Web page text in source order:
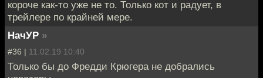
короче как-то уже не то. Только кот и радует, в
трейлере по крайней мере.
НачУР »
#36 | 11.02.19 10:40
Только бы до Фредди Крюгера не добрались